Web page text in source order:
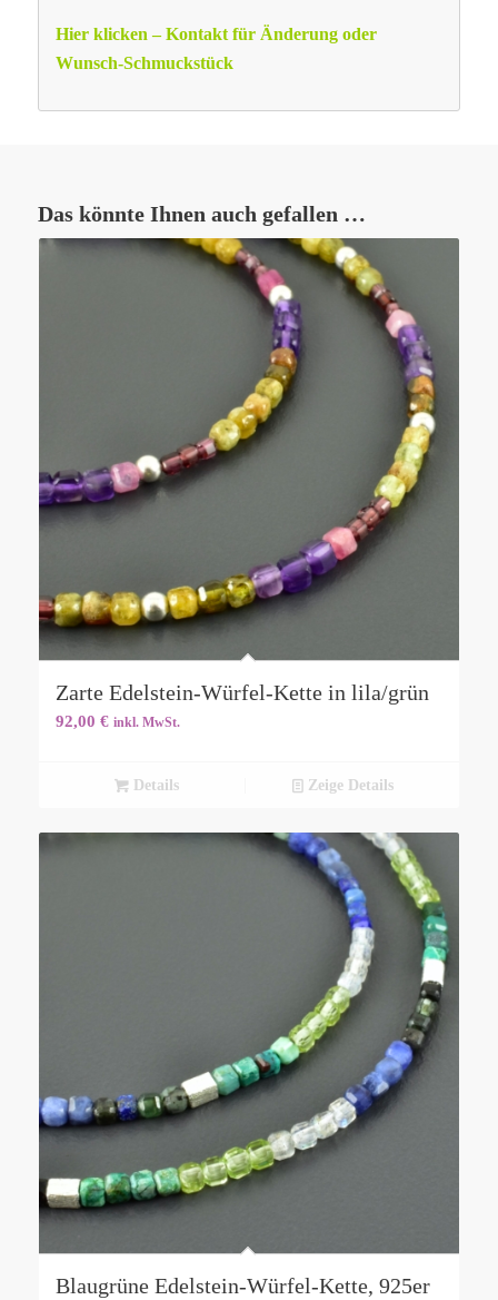
Hier klicken – Kontakt für Änderung oder
Wunsch-Schmuckstück
Das könnte Ihnen auch gefallen …
Zarte Edelstein-Würfel-Kette in lila/grün
92,00 € inkl. MwSt.
Details Zeige Details
Blaugrüne Edelstein-Würfel-Kette, 925er